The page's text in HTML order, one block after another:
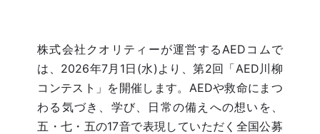
株式会社クオリティーが運営するAEDコムで
は、2026年7月1日(水)より、第2回「AED川柳
コンテスト」を開催します。AEDや救命にまつ
わる気づき、学び、日常の備えへの想いを、
五・七・五の17音で表現していただく全国公募